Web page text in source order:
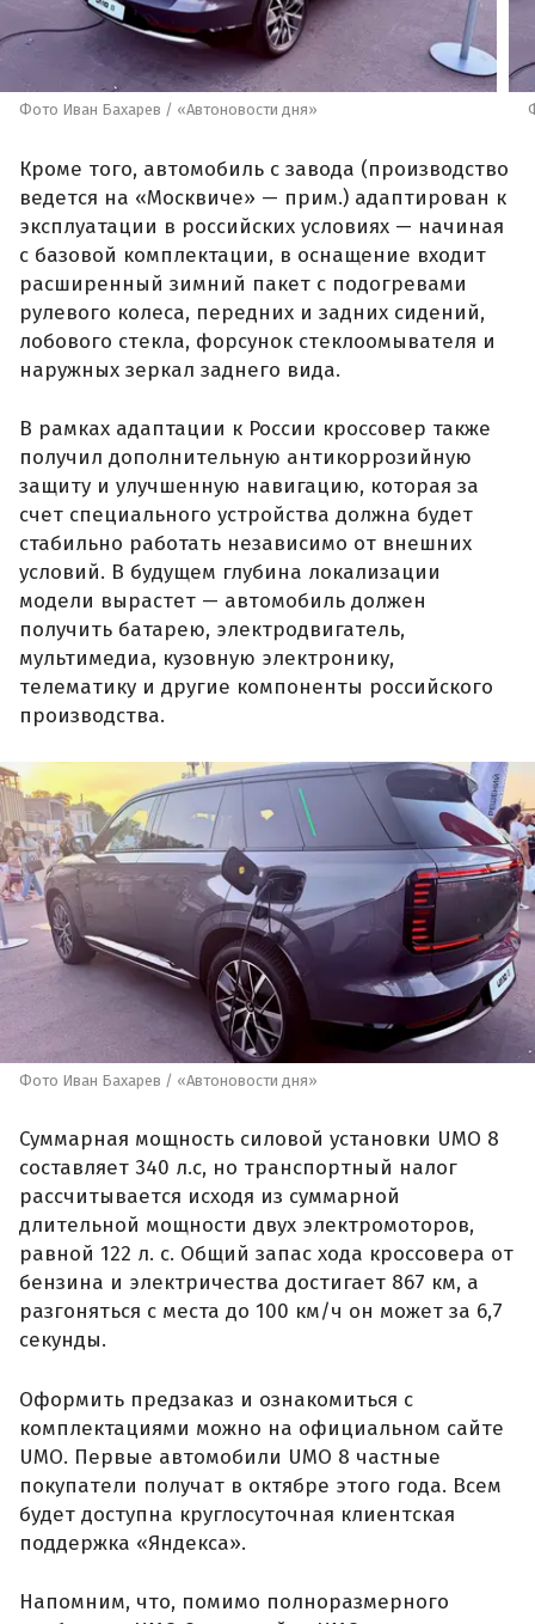
Фото Иван Бахарев / «Автоновости дня»
Кроме того, автомобиль с завода (производство
ведется на «Москвиче» — прим.) адаптирован к
эксплуатации в российских условиях — начиная
с базовой комплектации, в оснащение входит
расширенный зимний пакет с подогревами
рулевого колеса, передних и задних сидений,
лобового стекла, форсунок стеклоомывателя и
наружных зеркал заднего вида.
В рамках адаптации к России кроссовер также
получил дополнительную антикоррозийную
защиту и улучшенную навигацию, которая за
счет специального устройства должна будет
стабильно работать независимо от внешних
условий. В будущем глубина локализации
модели вырастет — автомобиль должен
получить батарею, электродвигатель,
мультимедиа, кузовную электронику,
телематику и другие компоненты российского
производства.
Фото Иван Бахарев / «Автоновости дня»
Суммарная мощность силовой установки UMO 8
составляет 340 л.с, но транспортный налог
рассчитывается исходя из суммарной
длительной мощности двух электромоторов,
равной 122 л. с. Общий запас хода кроссовера от
бензина и электричества достигает 867 км, а
разгоняться с места до 100 км/ч он может за 6,7
секунды.
Оформить предзаказ и ознакомиться с
комплектациями можно на официальном сайте
UMO. Первые автомобили UMO 8 частные
покупатели получат в октябре этого года. Всем
будет доступна круглосуточная клиентская
поддержка «Яндекса».
Напомним, что, помимо полноразмерного